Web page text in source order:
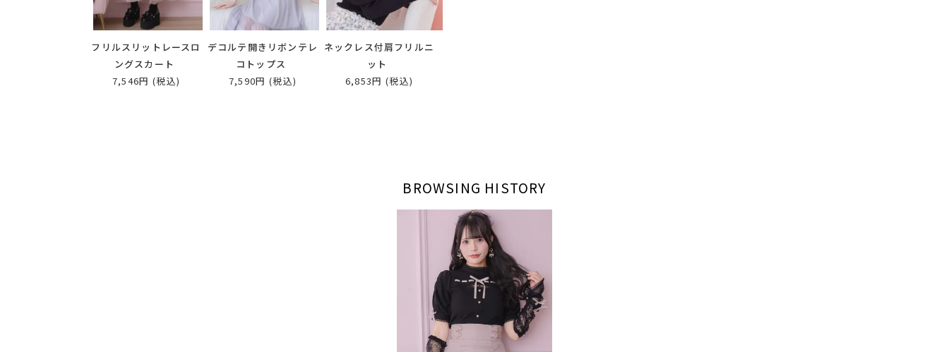
フリルスリットレースロ
ングスカート
7,546円 (税込)
デコルテ開きリボンテレ
コトップス
7,590円 (税込)
ネックレス付肩フリルニ
ット
6,853円 (税込)
BROWSING HISTORY